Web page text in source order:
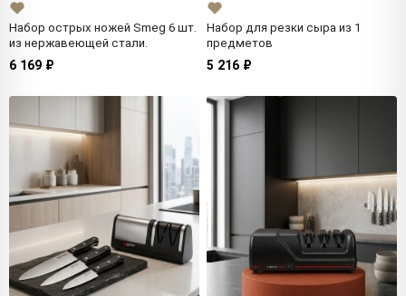
Набор острых ножей Smeg 6 шт.
из нержавеющей стали.
6 169 ₽
Набор для резки сыра из 1
предметов
5 216 ₽